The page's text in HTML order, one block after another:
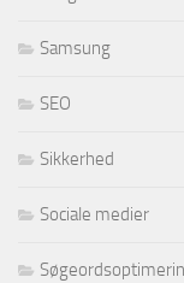
Samsung
SEO
Sikkerhed
Sociale medier